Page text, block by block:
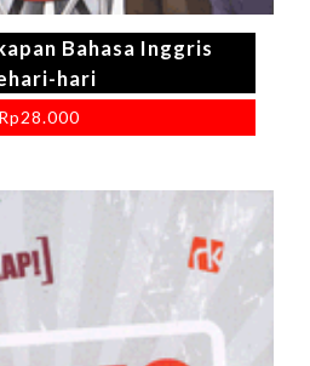
Bahasa Inggris
hari
Rp28.000